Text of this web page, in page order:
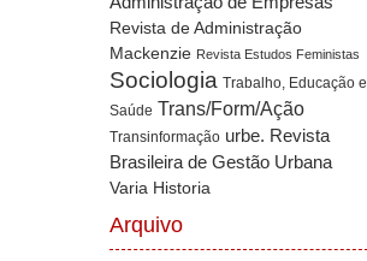
Revista de Administração
Mackenzie Revista Estudos Feministas
Sociologia Trabalho, Educação e
Saúde Trans/Form/Ação
Transinformação urbe. Revista
Brasileira de Gestão Urbana
Varia Historia
Arquivo